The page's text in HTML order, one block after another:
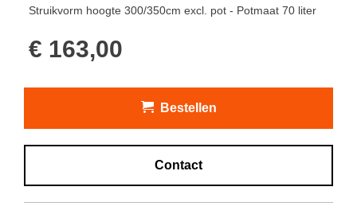
Struikvorm hoogte 300/350cm excl. pot - Potmaat 70 liter
€ 163,00
Bestellen
Contact